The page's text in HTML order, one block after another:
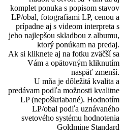
komplet ponuka s popisom stavov
LP/obal, fotografiami LP, cenou a
prípadne aj s videom interpreta s
jeho najlepšou skladbou z albumu,
ktorý ponúkam na predaj.
Ak si kliknete aj na fotku zväčší sa
Vám a opätovným kliknutím
naspäť zmenší.
U mňa je dôležitá kvalita a
predávam podľa možnosti kvalitne
LP (nepoškriabané). Hodnotím
LP/obal podľa uznávaného
svetového systému hodnotenia
Goldmine Standard